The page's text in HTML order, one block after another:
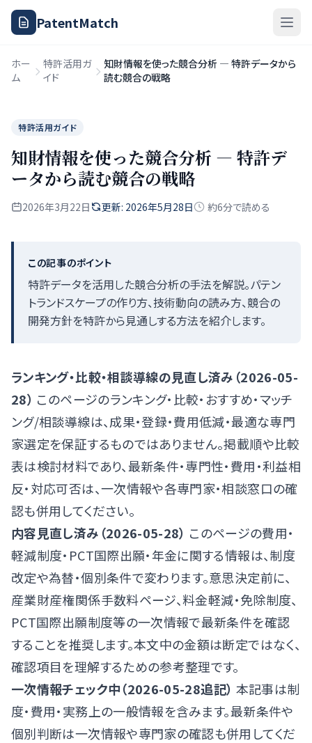
PatentMatch
ホー
ム
特許活用ガ
イド
知財情報を使った競合分析 — 特許データから
読む競合の戦略
特許活用ガイド
知財情報を使った競合分析 — 特許デ
ータから読む競合の戦略
2026年3月22日 更新: 2026年5月28日 約6分で読める
この記事のポイント
特許データを活用した競合分析の手法を解説。パテン
トランドスケープの作り方、技術動向の読み方、競合の
開発方針を特許から見通しする方法を紹介します。
ランキング・比較・相談導線の見直し済み（2026-05-
28） このページのランキング・比較・おすすめ・マッチ
ング/相談導線は、成果・登録・費用低減・最適な専門
家選定を保証するものではありません。掲載順や比較
表は検討材料であり、最新条件・専門性・費用・利益相
反・対応可否は、一次情報や各専門家・相談窓口の確
認も併用してください。
内容見直し済み（2026-05-28） このページの費用・
軽減制度・PCT国際出願・年金に関する情報は、制度
改定や為替・個別条件で変わります。意思決定前に、
産業財産権関係手数料ページ、料金軽減・免除制度、
PCT国際出願制度等の一次情報で最新条件を確認
することを推奨します。本文中の金額は断定ではなく、
確認項目を理解するための参考整理です。
一次情報チェック中（2026-05-28追記） 本記事は制
度・費用・実務上の一般情報を含みます。最新条件や
個別判断は一次情報や専門家の確認も併用してくだ